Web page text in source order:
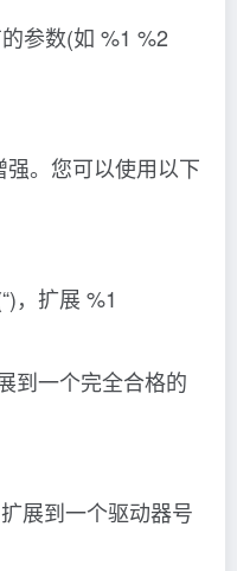
参数(如 %1 %2
。您可以使用以下
扩展 %1
个完全合格的
到一个驱动器号